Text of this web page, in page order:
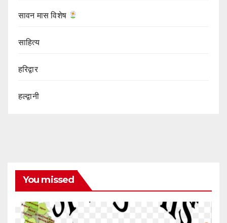
सावन मास विशेष
साहित्य
हरिद्वार
हल्द्वानी
You missed